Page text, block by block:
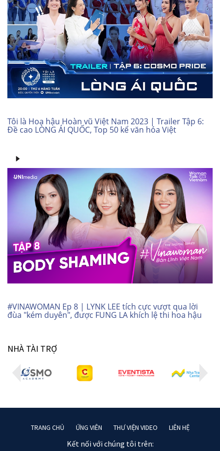
Tôi là Hoa hậu Hoàn vũ Việt Nam 2023 | Trailer Tập 6:
Đề cao LÒNG ÁI QUỐC, Top 50 kể văn hóa Việt
#VINAWOMAN Ep 8 | LYNK LEE tích cực vượt qua lời
đùa "kém duyên", được FUNG LA khích lệ thi hoa hậu
NHÀ TÀI TRỢ
TRANG CHỦ ỨNG VIÊN THƯ VIỆN VIDEO LIÊN HỆ
Kết nối với chúng tôi trên: